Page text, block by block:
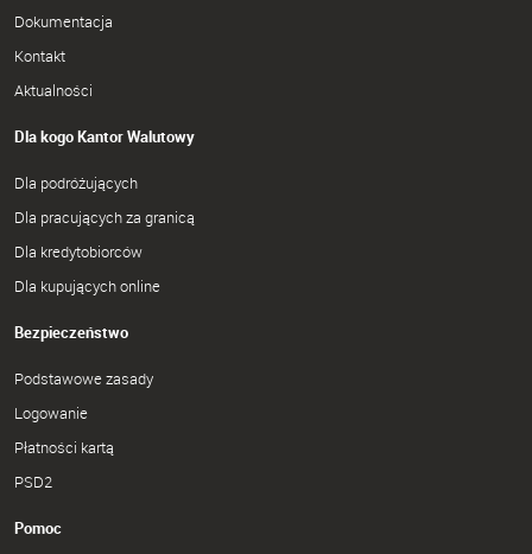
Dokumentacja
Kontakt
Aktualności
Dla kogo Kantor Walutowy
Dla podróżujących
Dla pracujących za granicą
Dla kredytobiorców
Dla kupujących online
Bezpieczeństwo
Podstawowe zasady
Logowanie
Płatności kartą
PSD2
Pomoc